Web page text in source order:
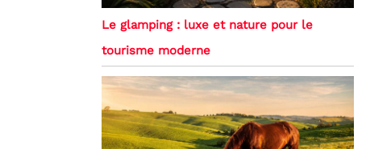
Le glamping : luxe et nature pour le
tourisme moderne